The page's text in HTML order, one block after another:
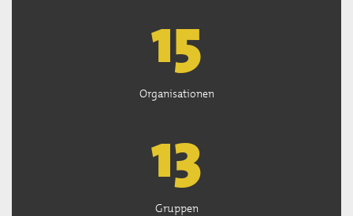
15
Organisationen
13
Gruppen